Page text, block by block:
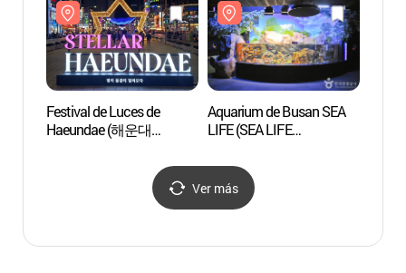
Festival de Luces de
Haeundae (해운대
Aquarium de Busan SEA
LIFE (SEA LIFE
Ver más